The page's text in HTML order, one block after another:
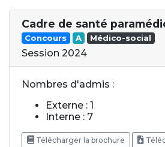
Cadre de santé
Concours A Médico-social
Session 2024
Nombres d'admis :
Externe : 1
Interne : 7
Télécharger la brochure